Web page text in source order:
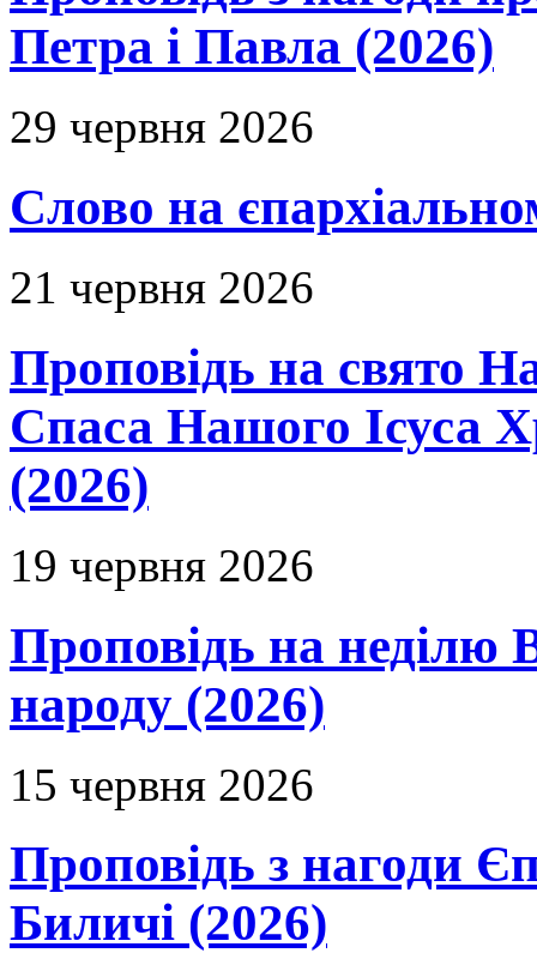
Петра і Павла (2026)
29 червня 2026
Слово на
21 червня 2026
Проповідь на свято
Спаса Нашого Ісуса
(2026)
19 червня 2026
Проповідь на неділю
народу (2026)
15 червня 2026
Проповідь з нагоди
Биличі (2026)